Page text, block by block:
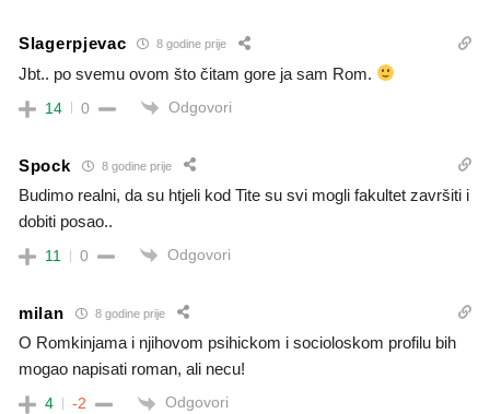
Slagerpjevac 8 godine prije
Jbt.. po svemu ovom što čitam gore ja sam Rom.
14 0 Odgovori
Spock 8 godine prije
Budimo realni, da su htjeli kod Tite su svi mogli fakultet završiti i
dobiti posao..
11 0 Odgovori
milan 8 godine prije
O Romkinjama i njihovom psihickom i socioloskom profilu bih
mogao napisati roman, ali necu!
4 -2 Odgovori